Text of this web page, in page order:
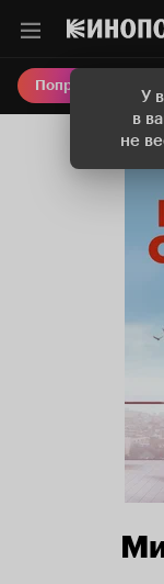
У
в
не
Попробовать Плюс